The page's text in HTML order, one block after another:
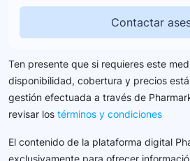
Contactar
Ten presente que si requieres este
disponibilidad, cobertura y precios
gestión efectuada a través de
revisar los términos y condiciones
El contenido de la plataforma digital
exclusivamente para ofrecer